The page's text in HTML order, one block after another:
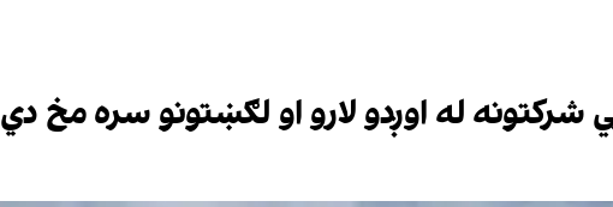
له اوږدو لارو او لګښتونو سره مخ دي